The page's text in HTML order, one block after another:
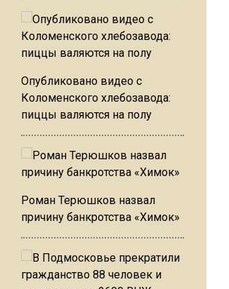
Опубликовано видео с
Коломенского хлебозавода:
пиццы валяются на полу
Роман Терюшков назвал
причину банкротства «Химок»